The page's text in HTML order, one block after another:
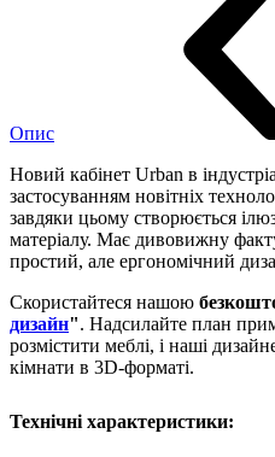
Опис
Новий кабінет Urban в
застосуванням новітніх
завдяки цьому створюється
матеріалу. Має дивовижну
простий, але ергономічний
Скористайтеся нашою
дизайн". Надсилайте план
розмістити меблі, і наші
кімнати в 3D-форматі.
Технічні характеристики: